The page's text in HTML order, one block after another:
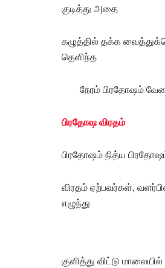
குடித்து அதை
கழுத்தில் தக்க
தெளிந்த
நேரம் பிரதோஷம்
பிரதோஷ விரதம்
பிரதோஷம் நித்ய
விரதம் ஏற்பவர்கள்,
எழுந்து
குளித்து விட்டு